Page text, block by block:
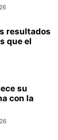
resultados
que el
su
con la